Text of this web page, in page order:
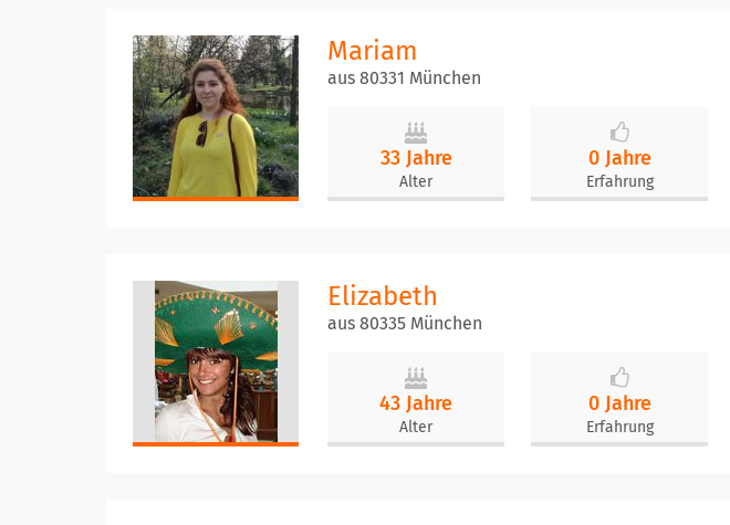
Mariam
aus 80331 München
33 Jahre
Alter
0 Jahre
Erfahrung
Elizabeth
aus 80335 München
43 Jahre
Alter
0 Jahre
Erfahrung